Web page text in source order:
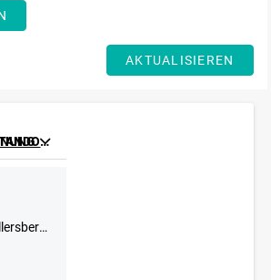
AKTUALISIEREN
STANDORT
Allersberg, Greding, Ingolstadt, Neumarkt in der Oberpfalz, Nürnberg, Roth